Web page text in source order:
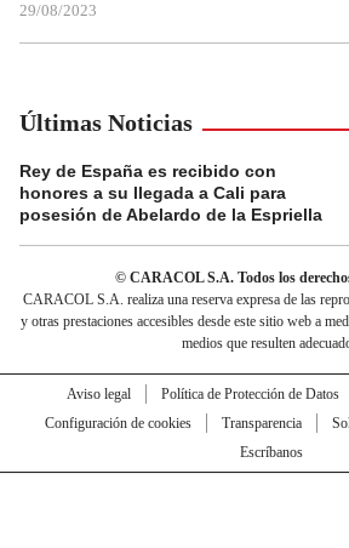
29/08/2023
Últimas Noticias
Rey de España es recibido con
honores a su llegada a Cali para
posesión de Abelardo de la Espriella
© CARACOL S.A. Todos los
CARACOL S.A. realiza una reserva expresa de las
y otras prestaciones accesibles desde este sitio web a
medios que resulten
Aviso legal Política de Protección de Datos
Configuración de cookies
Transparencia
Escríbanos